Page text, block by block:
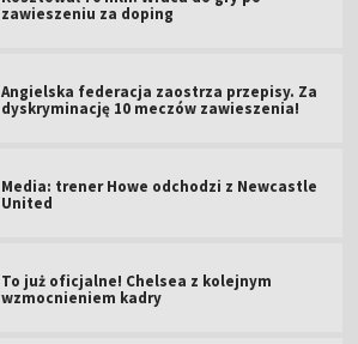
zawieszeniu za doping
Angielska federacja zaostrza przepisy. Za
dyskryminację 10 meczów zawieszenia!
Media: trener Howe odchodzi z Newcastle
United
To już oficjalne! Chelsea z kolejnym
wzmocnieniem kadry